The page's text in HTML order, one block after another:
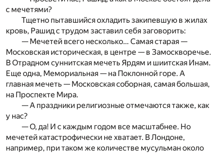
с мечетями?
Тщетно пытавшийся охладить закипевшую в жилах
кровь, Рашид с трудом заставил себя заговорить:
— Мечетей всего несколько… Самая старая —
Московская историческая, в центре — в Замоскворечье.
В Отрадном суннитская мечеть Ярдям и шиитская Инам.
Еще одна, Мемориальная — на Поклонной горе. А
главная мечеть — Московская соборная, самая большая,
на Проспекте Мира.
— А праздники религиозные отмечаются также, как
у нас?
— О, да! И с каждым годом все масштабнее. Но
мечетей катастрофически не хватает. В Лондоне,
например, при таком же количестве мусульман около